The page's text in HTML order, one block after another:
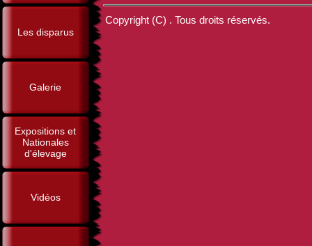
Les disparus
Galerie
Expositions et
Nationales
d'élevage
Vidéos
Copyright (C) . Tous droits réservés.